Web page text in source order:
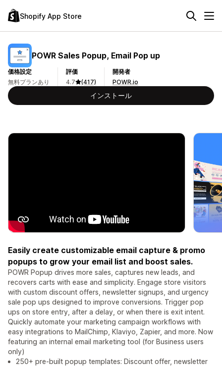
Shopify App Store
POWR Sales Popup, Email Pop up
価格設定
無料プランあり
評価
4.7
(417)
開発者
POWR.io
インストール
Easily create customizable email capture & promo
popups to grow your email list and boost sales.
POWR Popup drives more sales, captures new leads, and
recovers carts with ease and simplicity. Engage store visitors
with custom discount offers, newsletter signups, and urgency
sale pop ups designed to improve conversions. Trigger pop
ups on store entry, after a delay, or when there is exit intent.
Quickly automate your marketing campaign workflows with
easy integrations to MailChimp, Klaviyo, Zapier, and more. Now
featuring an internal email marketing tool (for Business users
only)
250+ pre-built popup templates: Discount offer, newsletter